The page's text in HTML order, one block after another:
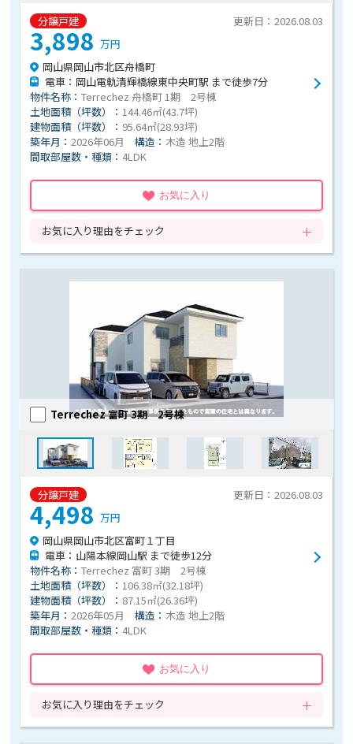
分譲戸建 更新日：2026.08.03
3,898万円
岡山県岡山市北区舟橋町
電車：岡山電軌清輝橋線東中央町駅 まで徒歩7分
物件名称：Terrechez 舟橋町 1期 2号棟
土地面積（坪数）：144.46㎡(43.7坪)
建物面積（坪数）： 95.64㎡(28.93坪)
築年月：2026年06月 構造：木造 地上2階
間取部屋数・種類： 4LDK
お気に入り
お気に入り理由をチェック
分譲戸建
Terrechez 富町 3期 2号棟
更新日：2026.08.03
4,498万円
岡山県岡山市北区富町１丁目
電車：山陽本線岡山駅 まで徒歩12分
物件名称：Terrechez 富町 3期 2号棟
土地面積（坪数）：106.38㎡(32.18坪)
建物面積（坪数）： 87.15㎡(26.36坪)
築年月：2026年05月 構造：木造 地上2階
間取部屋数・種類： 4LDK
お気に入り
お気に入り理由をチェック